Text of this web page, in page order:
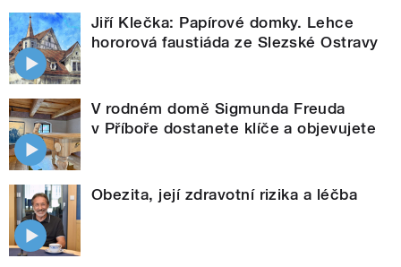
Jiří Klečka: Papírové domky. Lehce
hororová faustiáda ze Slezské Ostravy
V rodném domě Sigmunda Freuda
v Příboře dostanete klíče a objevujete
Obezita, její zdravotní rizika a léčba